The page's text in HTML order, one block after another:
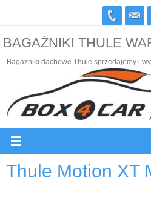
treści
BAGAŻNIKI THULE
Bagażniki dachowe Thule sprzedajemy i
Thule Motion XT